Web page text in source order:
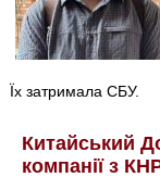
Їх затримала СБУ.
Китайський
компанії з